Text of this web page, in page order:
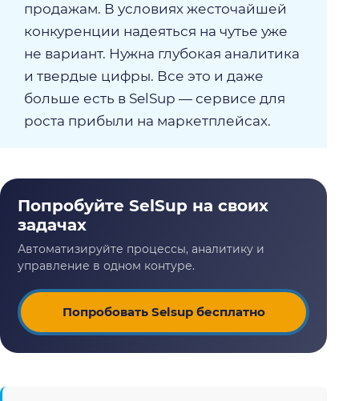
продажам. В условиях жесточайшей
конкуренции надеяться на чутье уже
не вариант. Нужна глубокая аналитика
и твердые цифры. Все это и даже
больше есть в SelSup — сервисе для
роста прибыли на маркетплейсах.
Попробовать Selsup бесплатно